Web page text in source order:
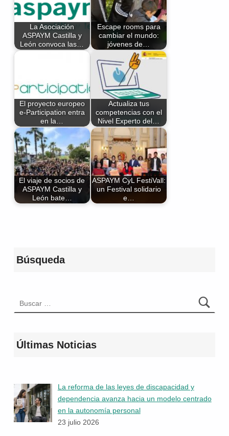
La Asociación
ASPAYM Castilla y
León convoca las…
Escape rooms para
cambiar el mundo:
jóvenes de…
El proyecto europeo
e-Participation entra
en la…
Actualiza tus
competencias con el
Nivel Experto del…
El viaje de socios de
ASPAYM Castilla y
León bate…
ASPAYM CyL FestiVall:
un Festival solidario
e…
Búsqueda
Últimas Noticias
La reforma de las leyes de discapacidad y
dependencia avanza hacia un modelo centrado
en la autonomía personal
23 julio 2026